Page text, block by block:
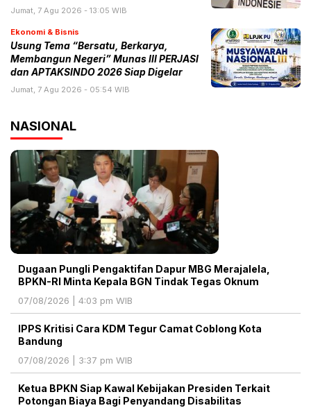
Jumat, 7 Agu 2026 - 13:05 WIB
Ekonomi & Bisnis
Usung Tema “Bersatu, Berkarya,
Membangun Negeri” Munas III PERJASI
dan APTAKSINDO 2026 Siap Digelar
Jumat, 7 Agu 2026 - 05:54 WIB
NASIONAL
Dugaan Pungli Pengaktifan Dapur MBG Merajalela,
BPKN-RI Minta Kepala BGN Tindak Tegas Oknum
07/08/2026 | 4:03 pm WIB
IPPS Kritisi Cara KDM Tegur Camat Coblong Kota
Bandung
07/08/2026 | 3:37 pm WIB
Ketua BPKN Siap Kawal Kebijakan Presiden Terkait
Potongan Biaya Bagi Penyandang Disabilitas